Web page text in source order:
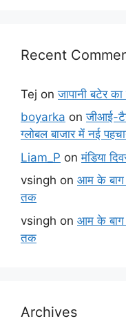
Recent
Tej onजापानी बटेर
boyarka onजीआई-
ग्लोबल बाजार में नई
Liam_P onमंडिया
vsingh on आम के
तक
vsingh on आम के
तक
Archives